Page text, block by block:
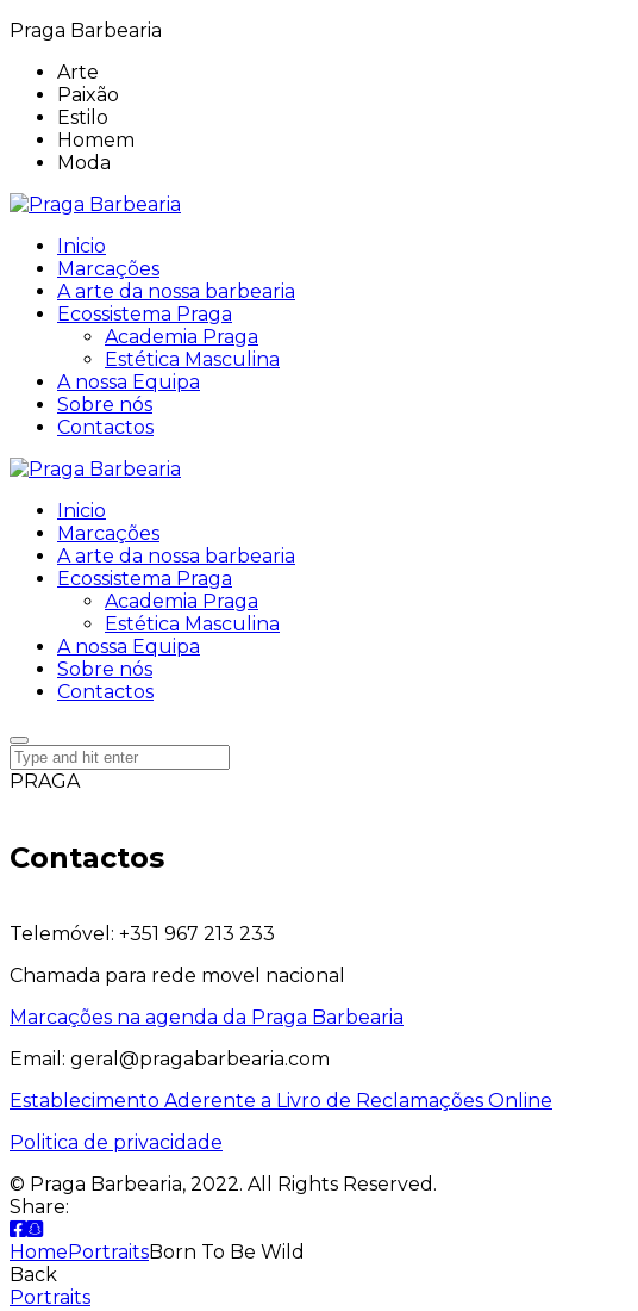
Praga Barbearia
Arte
Paixão
Estilo
Homem
Moda
Inicio
Marcações
A arte da nossa barbearia
Ecossistema Praga
Academia Praga
Estética Masculina
A nossa Equipa
Sobre nós
Contactos
Inicio
Marcações
A arte da nossa barbearia
Ecossistema Praga
Academia Praga
Estética Masculina
A nossa Equipa
Sobre nós
Contactos
PRAGA
Contactos
Telemóvel: +351 967 213 233
Chamada para rede movel nacional
Marcações na agenda da Praga Barbearia
Email: geral@pragabarbearia.com
Establecimento Aderente a Livro de Reclamações Online
Politica de privacidade
© Praga Barbearia, 2022. All Rights Reserved.
Share:
Home PortraitsBorn To Be Wild
Back
Portraits